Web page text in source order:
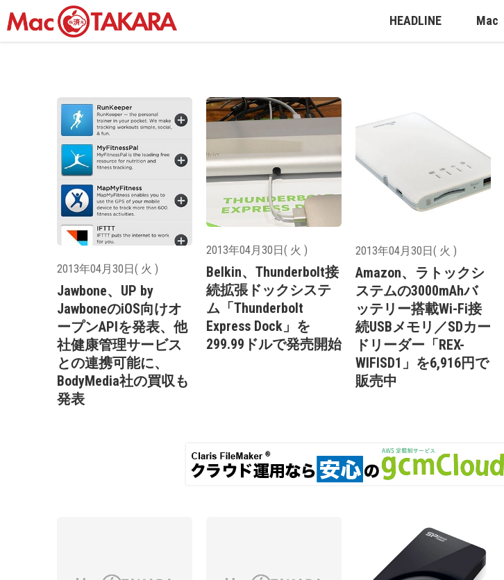
HEADLINE Mac
2013年04月30日( 火 )
Jawbone、UP by
JawboneのiOS向けオ
ープンAPIを発表、他
社健康管理サービス
との連携可能に、
BodyMedia社の買収も
発表
2013年04月30日( 火 )
Belkin、Thunderbolt接
続拡張ドックシステ
ム「Thunderbolt
Express Dock」を
299.99ドルで発売開始
2013年04月30日( 火 )
Amazon、ラトックシ
ステムの3000mAhバ
ッテリー搭載Wi-Fi接
続USBメモリ／SDカー
ドリーダー「REX-
WIFISD1」を6,916円で
販売中